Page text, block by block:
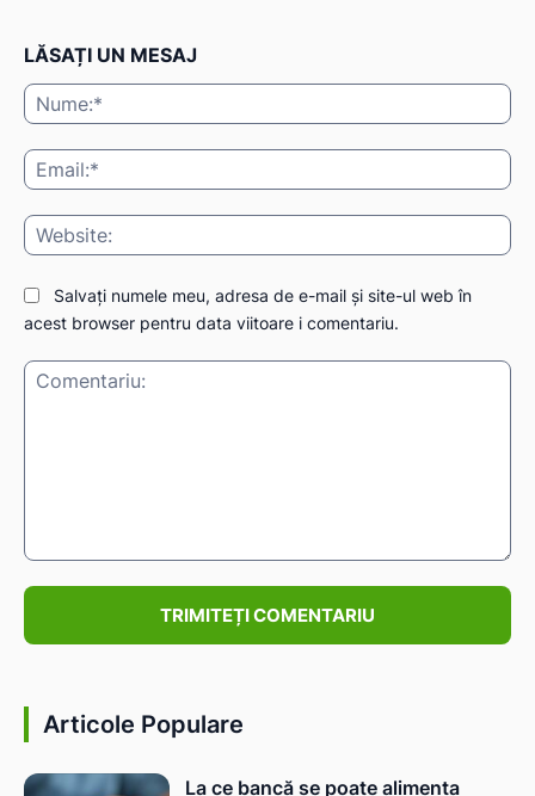
LĂSAȚI UN MESAJ
Salvați numele meu, adresa de e-mail și site-ul web în
acest browser pentru data viitoare i comentariu.
Articole Populare
La ce bancă se poate alimenta